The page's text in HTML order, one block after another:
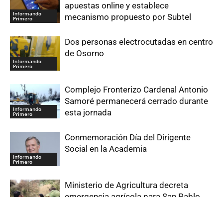
Informando
Primero
apuestas online y establece
mecanismo propuesto por Subtel
Informando
Primero
Dos personas electrocutadas en centro
de Osorno
Informando
Primero
Complejo Fronterizo Cardenal Antonio
Samoré permanecerá cerrado durante
esta jornada
Informando
Primero
Conmemoración Día del Dirigente
Social en la Academia
Ministerio de Agricultura decreta